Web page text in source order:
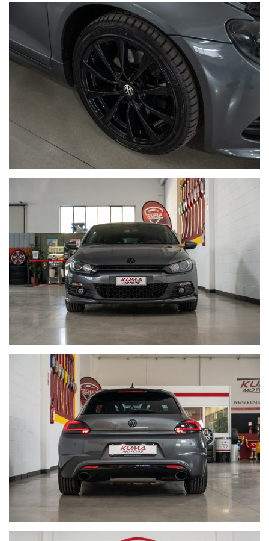
NON HAI TROVATO L'AUTO CHE
CERCHI?
Compila il modulo e ti contatteremo appena l'auto che
cerchi sarà disponibile